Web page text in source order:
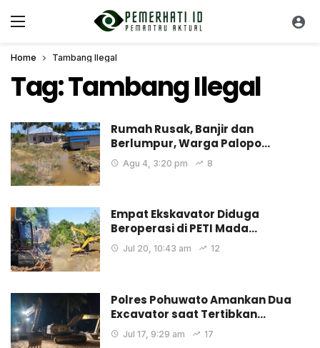
Home Tambang Ilegal
Tag:Tambang Ilegal
Rumah Rusak, Banjir dan
Berlumpur, Warga Palopo…
Agu 4, 3:20 pm 8
Empat Ekskavator Diduga
Beroperasi di PETI Mada…
Jul 20, 10:43 am 12
Polres Pohuwato Amankan Dua
Excavator saat Tertibkan…
Jul 17, 9:29 am 17